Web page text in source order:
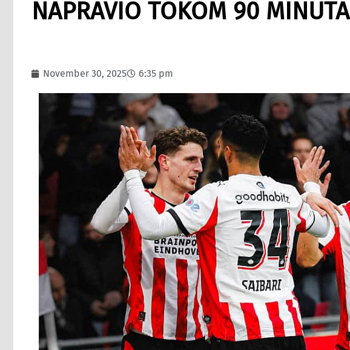
NAPRAVIO TOKOM 90 MINUTA
November 30, 2025 6:35 pm